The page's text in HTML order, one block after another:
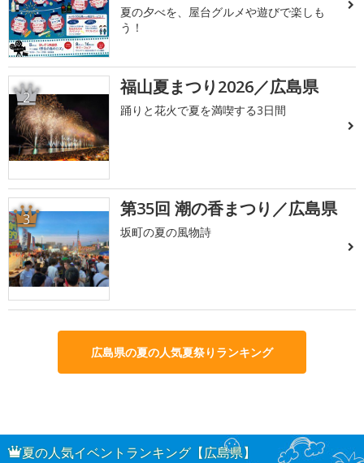
夏の夕べを、屋台グルメや遊びで楽しも
う！
2 福山夏まつり2026／広島県
踊りと花火で夏を満喫する3日間
3 第35回 潮の香まつり／広島県
坂町の夏の風物詩
広島県の夏の人気夏祭りランキング
夏の人気イベントランキング【広島県】